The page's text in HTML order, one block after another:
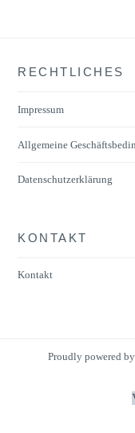
RECHTLICHES
Impressum
Allgemeine
Datenschutzerklärung
KONTAKT
Kontakt
Proudly powered